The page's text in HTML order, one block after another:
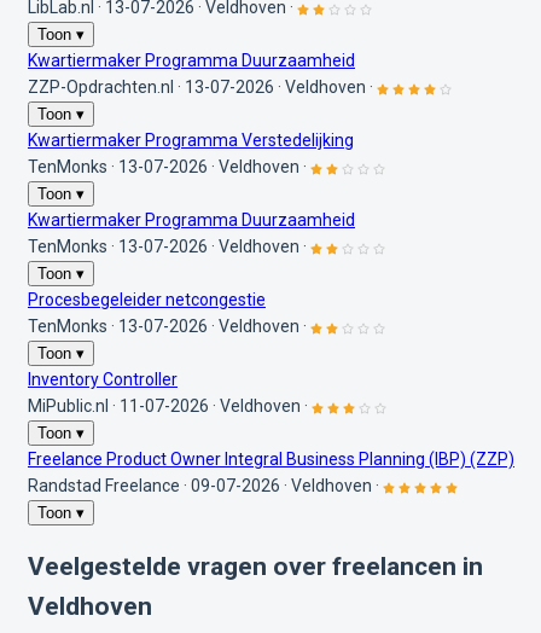
LibLab.nl · 13-07-2026 · Veldhoven ·
Toon ▾
Kwartiermaker Programma Duurzaamheid
ZZP-Opdrachten.nl · 13-07-2026 · Veldhoven ·
Toon ▾
Kwartiermaker Programma Verstedelijking
TenMonks · 13-07-2026 · Veldhoven ·
Toon ▾
Kwartiermaker Programma Duurzaamheid
TenMonks · 13-07-2026 · Veldhoven ·
Toon ▾
Procesbegeleider netcongestie
TenMonks · 13-07-2026 · Veldhoven ·
Toon ▾
Inventory Controller
MiPublic.nl · 11-07-2026 · Veldhoven ·
Toon ▾
Freelance Product Owner Integral Business Planning (IBP) (ZZP)
Randstad Freelance · 09-07-2026 · Veldhoven ·
Toon ▾
Veelgestelde vragen over freelancen in
Veldhoven